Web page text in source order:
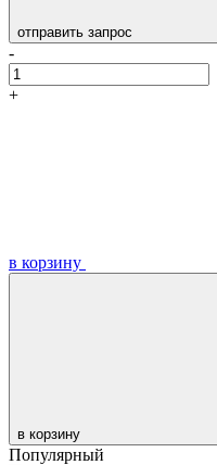
отправить запрос
-
+
в корзину
в корзину
Популярный